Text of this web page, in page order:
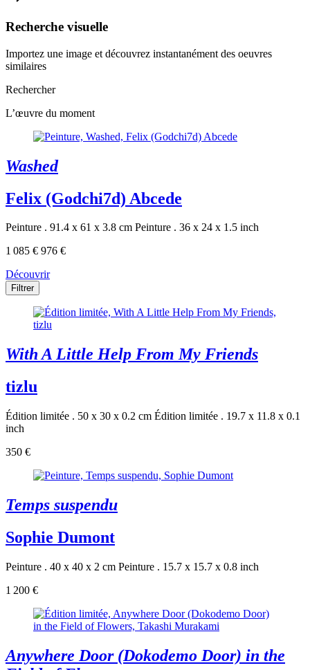
Recherche visuelle
Importez une image et découvrez instantanément des oeuvres
similaires
Rechercher
L’œuvre du moment
Washed
Felix (Godchi7d) Abcede
Peinture . 91.4 x 61 x 3.8 cm Peinture . 36 x 24 x 1.5 inch
1 085 € 976 €
Découvrir
Filtrer
With A Little Help From My Friends
tizlu
Édition limitée . 50 x 30 x 0.2 cm Édition limitée . 19.7 x 11.8 x 0.1
inch
350 €
Temps suspendu
Sophie Dumont
Peinture . 40 x 40 x 2 cm Peinture . 15.7 x 15.7 x 0.8 inch
1 200 €
Anywhere Door (Dokodemo Door) in the